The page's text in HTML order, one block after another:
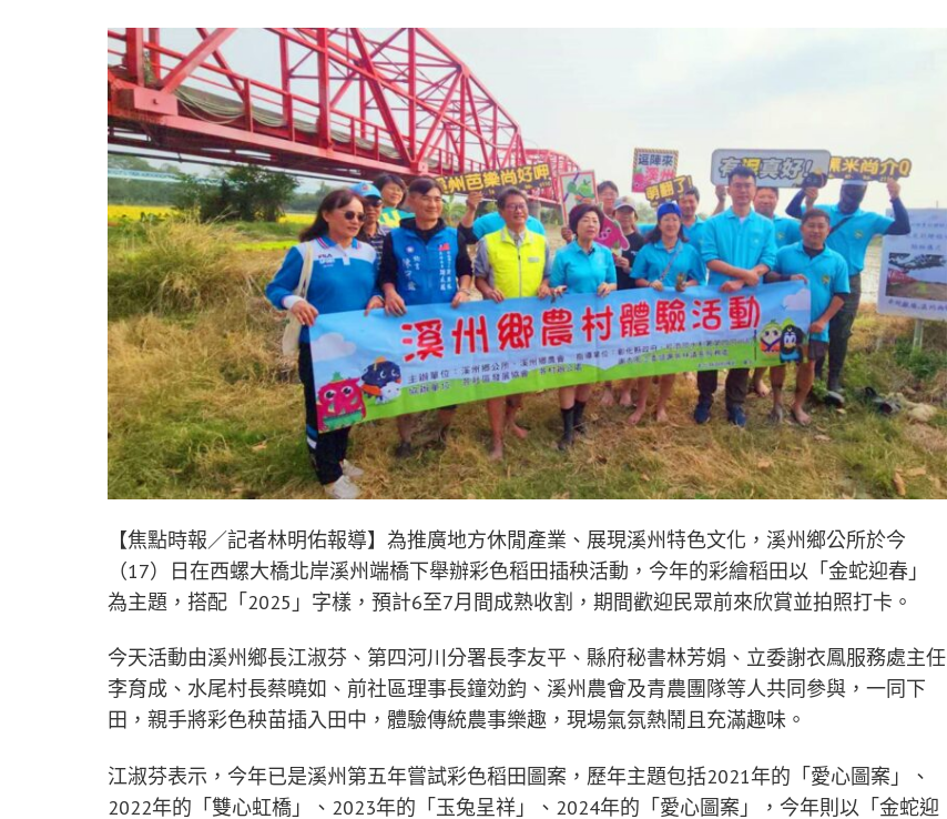
【焦點時報／記者林明佑報導】為推廣地方休閒產業、展現溪州特色文化，溪州鄉公所於今
（17）日在西螺大橋北岸溪州端橋下舉辦彩色稻田插秧活動，今年的彩繪稻田以「金蛇迎春」
為主題，搭配「2025」字樣，預計6至7月間成熟收割，期間歡迎民眾前來欣賞並拍照打卡。
今天活動由溪州鄉長江淑芬、第四河川分署長李友平、縣府秘書林芳娟、立委謝衣鳳服務處主任
李育成、水尾村長蔡曉如、前社區理事長鐘効鈞、溪州農會及青農團隊等人共同參與，一同下
田，親手將彩色秧苗插入田中，體驗傳統農事樂趣，現場氣氛熱鬧且充滿趣味。
江淑芬表示，今年已是溪州第五年嘗試彩色稻田圖案，歷年主題包括2021年的「愛心圖案」、
2022年的「雙心虹橋」、2023年的「玉兔呈祥」、2024年的「愛心圖案」，今年則以「金蛇迎